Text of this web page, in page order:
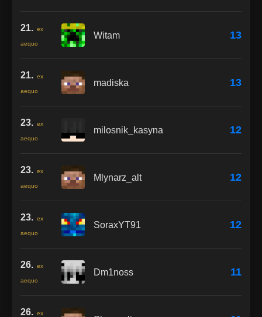
21. ex
aequo
Witam 13
21. ex
aequo
madiska 13
23. ex
aequo
milosnik_kasyna 12
23. ex
aequo
Mlynarz_alt 12
23. ex
aequo
SoraxYT91 12
26. ex
aequo
Dm1noss 11
26. ex